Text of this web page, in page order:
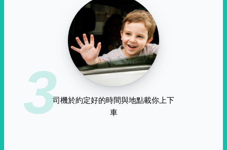
3司機於約定好的時間與地點載你上下
車